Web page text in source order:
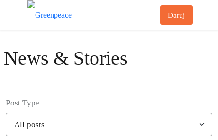
Daruj
News & Stories
Post Type